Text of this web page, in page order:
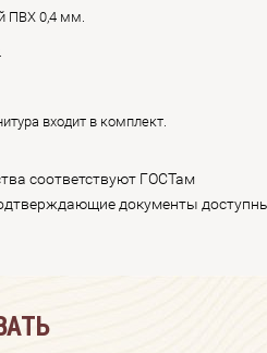
ПВХ 0,4 мм.
входит в комплект.
соответствуют ГОСТам
документы